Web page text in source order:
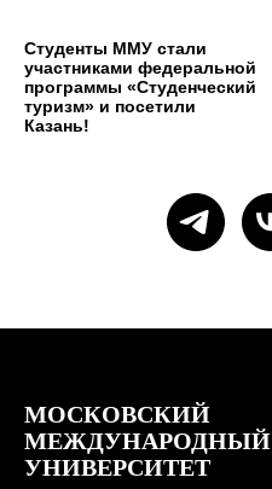
Студенты ММУ стали
участниками федеральной
программы «Студенческий
туризм» и посетили
Казань!
МОСКОВСКИЙ
МЕЖДУНАРОДНЫЙ
УНИВЕРСИТЕТ